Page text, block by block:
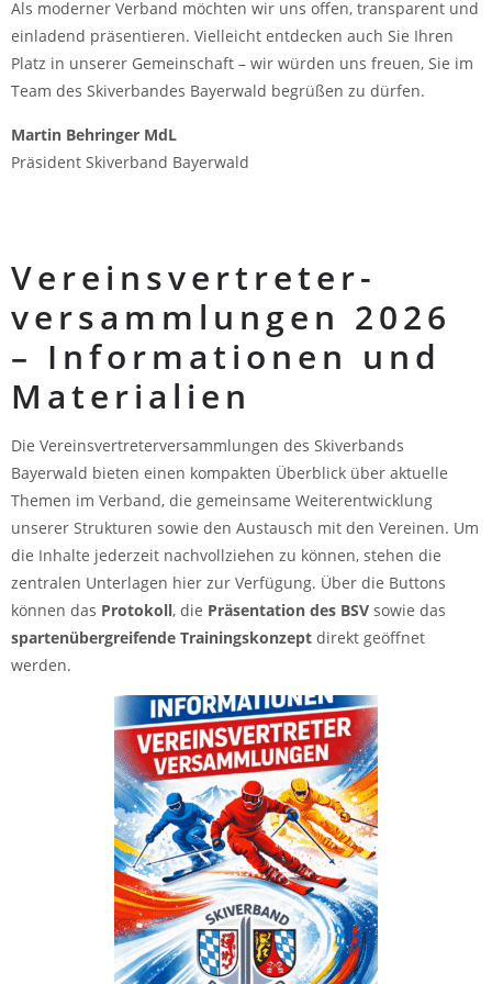
Als moderner Verband möchten wir uns offen, transparent und
einladend präsentieren. Vielleicht entdecken auch Sie Ihren
Platz in unserer Gemeinschaft – wir würden uns freuen, Sie im
Team des Skiverbandes Bayerwald begrüßen zu dürfen.
Martin Behringer MdL
Präsident Skiverband Bayerwald
Vereinsvertreter­
versammlungen 2026
– Informationen und
Materialien
Die Vereinsvertreter­versammlungen des Skiverbands
Bayerwald bieten einen kompakten Überblick über aktuelle
Themen im Verband, die gemeinsame Weiterentwicklung
unserer Strukturen sowie den Austausch mit den Vereinen. Um
die Inhalte jederzeit nachvollziehen zu können, stehen die
zentralen Unterlagen hier zur Verfügung. Über die Buttons
können das Protokoll, die Präsentation des BSV sowie das
spartenübergreifende Trainingskonzept direkt geöffnet
werden.